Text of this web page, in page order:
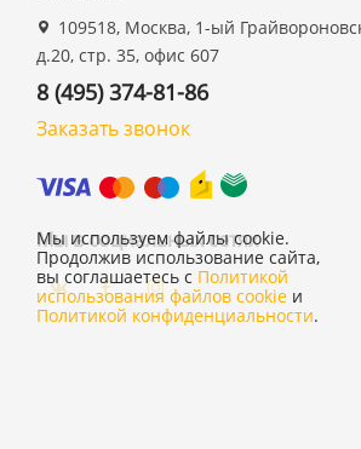
109518, Москва, 1-ый
д.20, стр. 35, офис 607
8 (495) 374-81-86
Заказать звонок
Мы в социальных сетях
Мы используем файлы cookie.
Продолжив использование сайта,
вы соглашаетесь с Политикой
использования файлов cookie и
Политикой конфиденциальности.